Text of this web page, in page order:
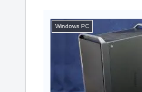
Windows PC